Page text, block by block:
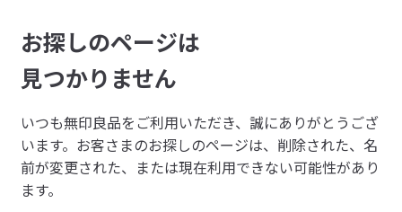
品
ネ
ッ
ト
ス
ト
ア
お探しのページは
見つかりません
いつも無印良品をご利用いただき、誠にありがとうござ
います。 お客さまのお探しのページは、削除された、名
前が変更された、または現在利用できない可能性があり
ます。